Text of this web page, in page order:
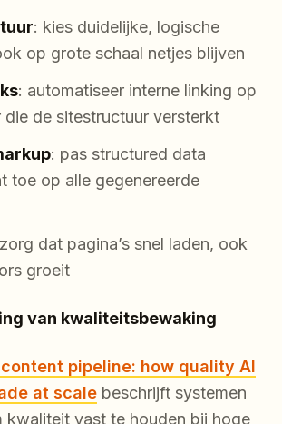
: kies duidelijke, logische
op grote schaal netjes blijven
: automatiseer interne linking op
die de sitestructuur versterkt
: pas structured data
toe op alle gegenereerde
dat pagina’s snel laden, ook
groeit
van kwaliteitsbewaking
pipeline: how quality AI
at scale beschrijft systemen
kwaliteit vast te houden bij hoge